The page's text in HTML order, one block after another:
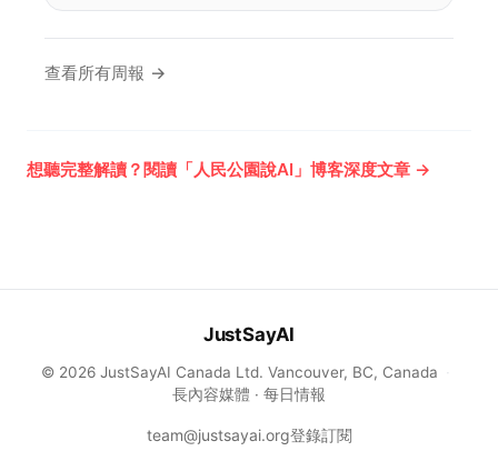
查看所有周報 →
想聽完整解讀？閱讀「人民公園說AI」博客深度文章 →
JustSayAI
© 2026 JustSayAI Canada Ltd. Vancouver, BC, Canada
長內容媒體 · 每日情報
team@justsayai.org登錄訂閱